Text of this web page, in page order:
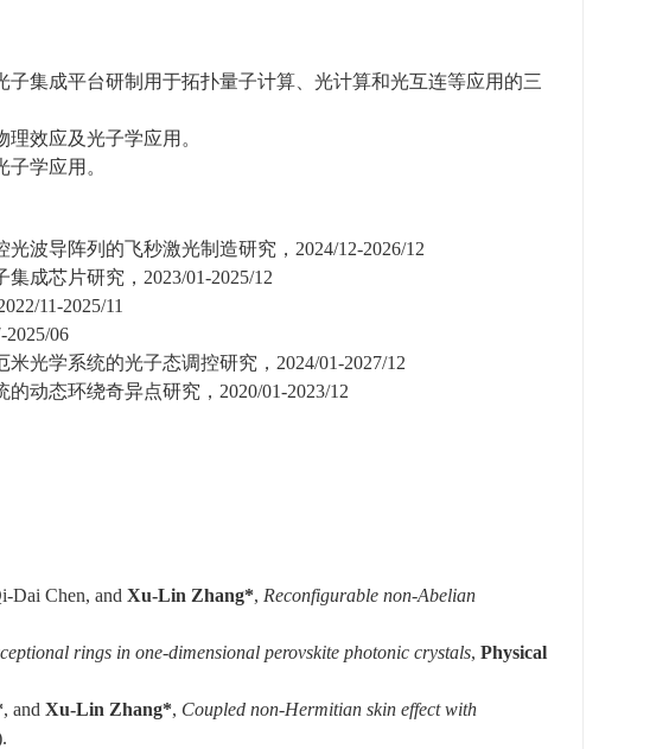
集成平台研制用于拓扑量子计算、光计算和光互连等应用的三
理效应及光子学应用 。
子学应用 。
波导阵列的飞秒激光制造研究， 2024/12-2026/12
成芯片研究， 2023/01-2025/12
11-2025/11
2025/06
光学系统的光子态调控研究， 2024/01-2027/12
动态环绕奇异点研究， 2020/01-2023/12
Dai Chen, and Xu-Lin Zhang*, Reconfigurable non-Abelian
rings in one-dimensional perovskite photonic crystals, Physical
, and Xu-Lin Zhang*, Coupled non-Hermitian skin effect with
.